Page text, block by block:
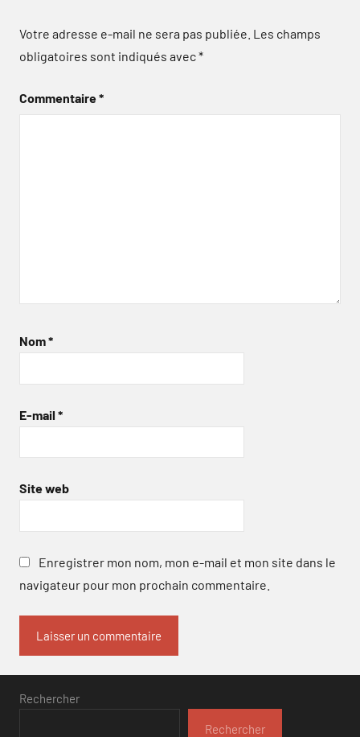
Votre adresse e-mail ne sera pas publiée. Les champs
obligatoires sont indiqués avec*
Commentaire*
Nom*
E-mail *
Site web
Enregistrer mon nom, mon e-mail et mon site dans le
navigateur pour mon prochain commentaire.
Rechercher
Rechercher